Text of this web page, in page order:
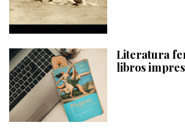
Literatura
libros